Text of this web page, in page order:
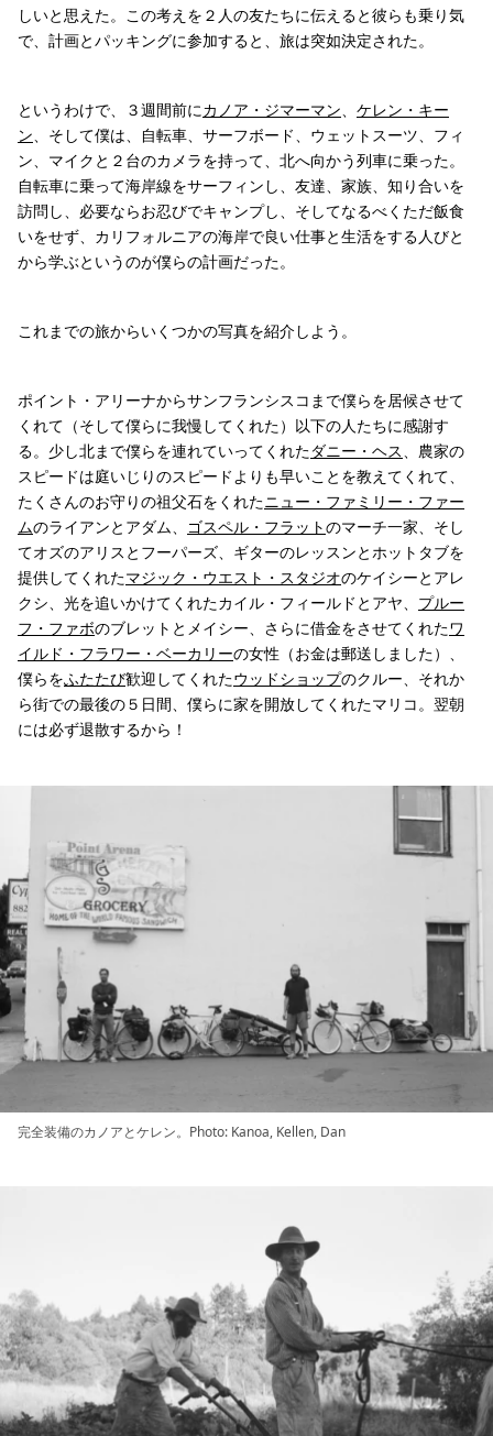
しいと思えた。この考えを２人の友たちに伝えると彼らも乗り気
で、計画とパッキングに参加すると、旅は突如決定された。
というわけで、３週間前にカノア・ジマーマン、 ケレン・キー
ン、そして僕は、自転車、サーフボード、ウェットスーツ、フィ
ン、マイクと２台のカメラを持って、北へ向かう列車に乗った。
自転車に乗って海岸線をサーフィンし、友達、家族、知り合いを
訪問し、必要ならお忍びでキャンプし、そしてなるべくただ飯食
いをせず、カリフォルニアの海岸で良い仕事と生活をする人びと
から学ぶというのが僕らの計画だった。
これまでの旅からいくつかの写真を紹介しよう。
ポイント・アリーナからサンフランシスコまで僕らを居候させて
くれて（そして僕らに我慢してくれた）以下の人たちに感謝す
る。少し北まで僕らを連れていってくれたダニー・ヘス、農家の
スピードは庭いじりのスピードよりも早いことを教えてくれて、
たくさんのお守りの祖父石をくれたニュー・ファミリー・ファー
ムのライアンとアダム、 ゴスペル・フラットのマーチ一家、そし
てオズのアリスとフーパーズ、ギターのレッスンとホットタブを
提供してくれたマジック・ウエスト・スタジオのケイシーとアレ
クシ、光を追いかけてくれたカイル・フィールドとアヤ、 プルー
フ・ファボのブレットとメイシー、さらに借金をさせてくれたワ
イルド・フラワー・ベーカリーの女性（お金は郵送しました）、
僕らをふたたび歓迎してくれたウッドショップのクルー、それか
ら街での最後の５日間、僕らに家を開放してくれたマリコ。翌朝
には必ず退散するから！
完全装備のカノアとケレン。Photo: Kanoa, Kellen, Dan